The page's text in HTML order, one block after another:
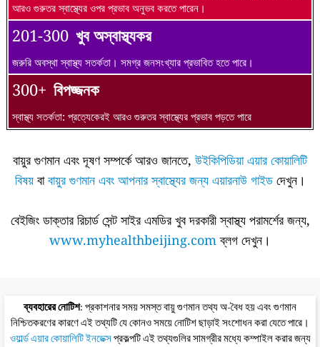
আরও গুরুতর স্বাস্থ্যের ওপর প্রভাব অনুভব করতে পারেন।
201-300 খুব অস্বাস্থ্যকর
জরুরি অবস্থা স্বাস্থ্য সতর্কতা। সমগ্র জনসংখ্যার প্রভাবিত হতে পারে।
300+ বিপজ্জনক
স্বাস্থ্য সতর্কতা: প্রত্যেকেরই আরও গুরুতর স্বাস্থ্যের প্রভাব পড়তে পারে
বায়ুর গুণমান এবং দূষণ সম্পর্কে আরও জানতে, উইকিপিডিয়া এয়ার কোয়ালিটি
বিষয়বাবায়ুর গুণমান এবং আপনার স্বাস্থ্যের জন্য এয়ারনাউ গাইডদেখুন।
বেইজিং ডাক্তার রিচার্ড সেন্ট সাইর এমডির খুব দরকারী স্বাস্থ্য পরামর্শের জন্য,
www.myhealthbeijing.comব্লগ দেখুন।
ব্যবহারের নোটিশ: প্রকাশনার সময় সমস্ত বায়ু গুণমান তথ্য অ-বৈধ হয় এবং গুণমান
নিশ্চিতকরণের কারণে এই তথ্যটি যে কোনও সময়ে নোটিশ ছাড়াই সংশোধন করা যেতে পারে।
ওয়ার্ল্ড এয়ার কোয়ালিটি ইনডেক্সপ্রকল্পটি এই তথ্যগুলির সামগ্রীর মধ্যে কম্পাইল করার জন্য